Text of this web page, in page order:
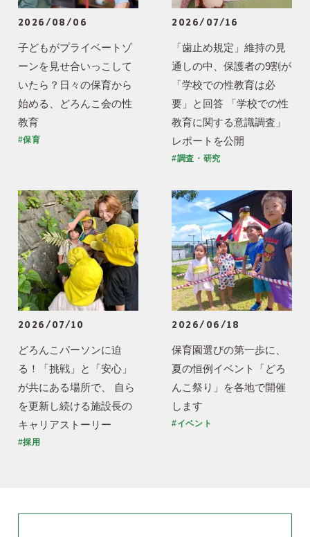
2026/08/06
子どもがプライベートゾ
ーンを見せ合いっこして
いたら？日々の保育から
始める、どろんこ会の性
教育
#保育
2026/07/16
「歯止め規定」維持の見
通しの中、保護者の9割が
「学校での性教育は必
要」と回答 「学校での性
教育に関する意識調査」
レポートを公開
#調査・研究
2026/07/10
どろんこパーソンに迫
る！「挑戦」と「安心」
が共にある場所で、 自ら
を更新し続ける施設長の
キャリアストーリー
#採用
2026/06/18
保育園選びの第一歩に、
夏の恒例イベント「どろ
んこ祭り」を各地で開催
します
#イベント